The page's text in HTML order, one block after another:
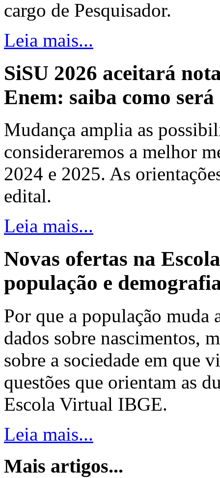
cargo de Pesquisador.
Leia mais...
SiSU 2026 aceitará
Enem: saiba como
Mudança amplia as
consideraremos a melhor
2024 e 2025. As
edital.
Leia mais...
Novas ofertas na
população e
Por que a população muda
dados sobre nascimentos,
sobre a sociedade em que
questões que orientam as
Escola Virtual IBGE.
Leia mais...
Mais artigos...